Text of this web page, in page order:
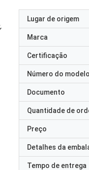
Lugar de origem
Marca
Certificação
Número do modelo
Documento
Quantidade de
Preço
Detalhes da
Tempo de entrega